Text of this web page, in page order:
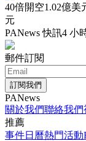
40倍開空1.02億美
元
PANews 快訊4 小
郵件訂閱
訂閱我們
PANews
關於我們聯絡我們
推薦
事件日曆熱門活動